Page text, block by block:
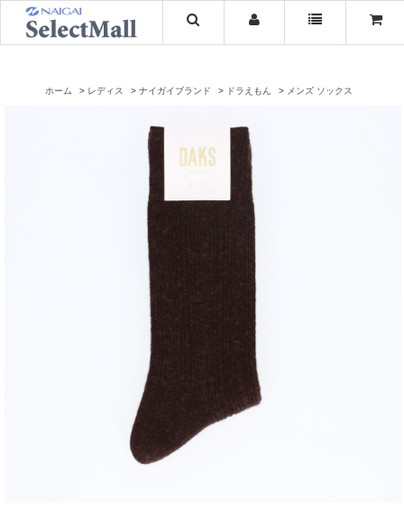
ホーム レディス ナイガイブランド ドラえもん メンズ ソックス